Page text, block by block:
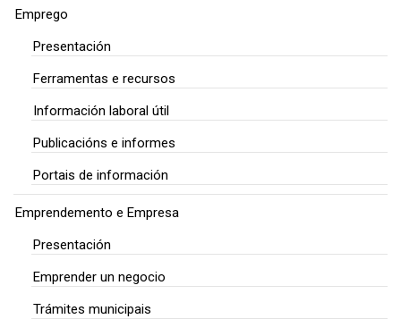
Emprego
Presentación
Ferramentas e recursos
Información laboral útil
Publicacións e informes
Portais de información
Emprendemento e Empresa
Presentación
Emprender un negocio
Trámites municipais